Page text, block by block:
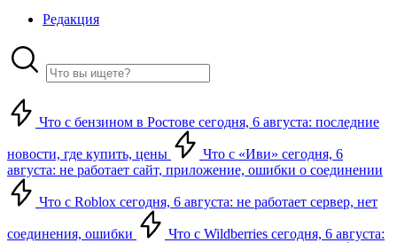
Редакция
Что с бензином в Ростове сегодня, 6 августа: последние
новости, где купить, цены
Что с «Иви» сегодня, 6
августа: не работает сайт, приложение, ошибки о соединении
Что с Roblox сегодня, 6 августа: не работает сервер, нет
соединения, ошибки Что с Wildberries сегодня, 6 августа: